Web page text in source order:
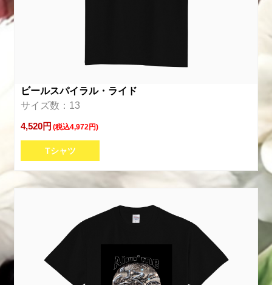
ビールスパイラル・ライド
サイズ数：13
4,520円 (税込4,972円)
Tシャツ